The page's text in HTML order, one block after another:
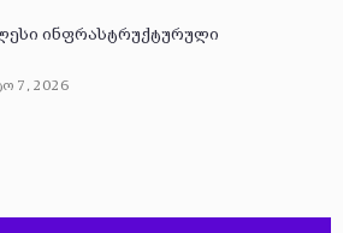
ინფრასტრუქტურული
7, 2026